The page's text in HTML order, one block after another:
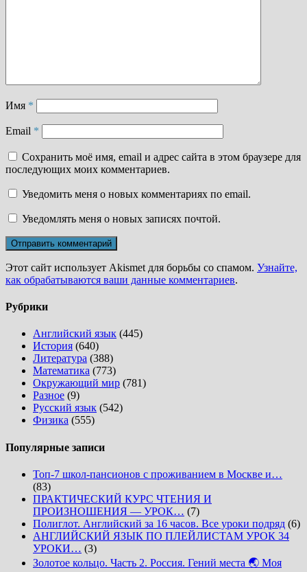
Имя *
Email *
Сохранить моё имя, email и адрес сайта в этом браузере для
последующих моих комментариев.
Уведомить меня о новых комментариях по email.
Уведомлять меня о новых записях почтой.
Этот сайт использует Akismet для борьбы со спамом. Узнайте,
как обрабатываются ваши данные комментариев.
Рубрики
Английский язык (445)
История (640)
Литература (388)
Математика (773)
Окружающий мир (781)
Разное (9)
Русский язык (542)
Физика (555)
Популярные записи
Топ-7 школ-пансионов с проживанием в Москве и…
(83)
ПРАКТИЧЕСКИЙ КУРС ЧТЕНИЯ И
ПРОИЗНОШЕНИЯ — УРОК… (7)
Полиглот. Английский за 16 часов. Все уроки подряд (6)
АНГЛИЙСКИЙ ЯЗЫК ПО ПЛЕЙЛИСТАМ УРОК 34
УРОКИ… (3)
Золотое кольцо. Часть 2. Россия. Гений места 🌏 Моя